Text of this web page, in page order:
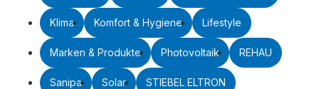
Klima Komfort & Hygiene Lifestyle
Marken & Produkte Photovoltaik REHAU
Sanipa Solar STIEBEL ELTRON